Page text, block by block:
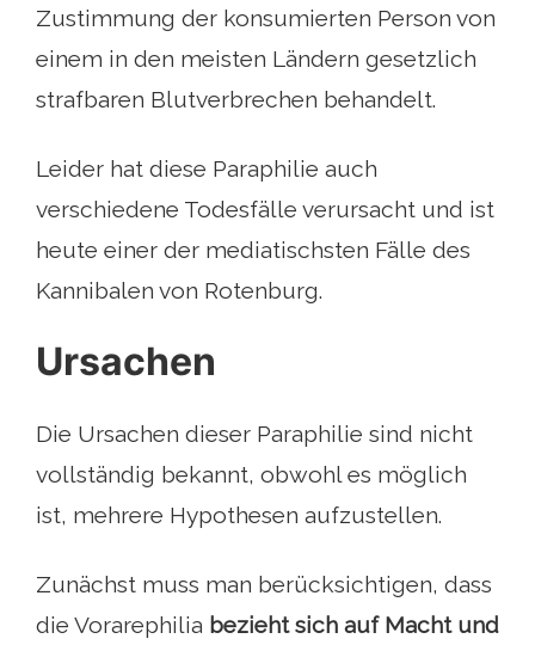
Zustimmung der konsumierten Person von
einem in den meisten Ländern gesetzlich
strafbaren Blutverbrechen behandelt.
Leider hat diese Paraphilie auch
verschiedene Todesfälle verursacht und ist
heute einer der mediatischsten Fälle des
Kannibalen von Rotenburg.
Ursachen
Die Ursachen dieser Paraphilie sind nicht
vollständig bekannt, obwohl es möglich
ist, mehrere Hypothesen aufzustellen.
Zunächst muss man berücksichtigen, dass
die Vorarephilia bezieht sich auf Macht und